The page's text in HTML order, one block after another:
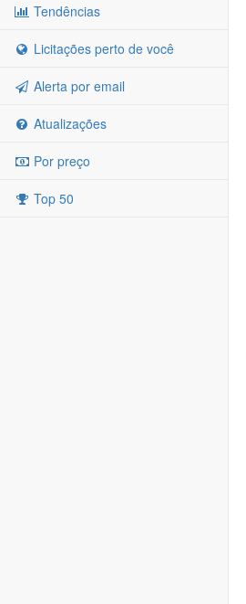
Tendências
Licitações perto de você
Alerta por email
Atualizações
Por preço
Top 50